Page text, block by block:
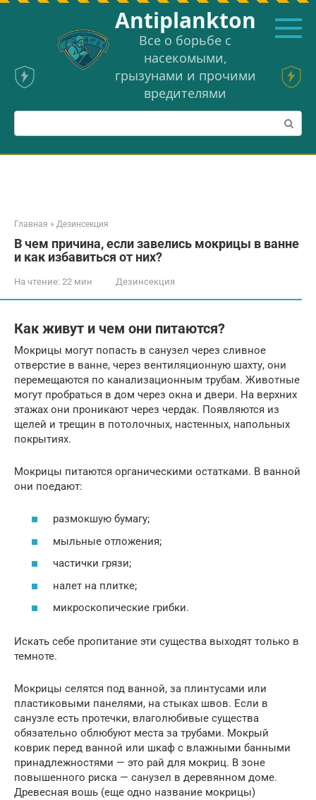
Перейти
Аntiplankton
Все о борьбе с
насекомыми,
грызунами и прочими
вредителями
Поиск:
Главная » Дезинсекция
В чем причина, если завелись мокрицы в ванне
и как избавиться от них?
На чтение: 22 мин Дезинсекция
Как живут и чем они питаются?
Мокрицы могут попасть в санузел через сливное
отверстие в ванне, через вентиляционную шахту, они
перемещаются по канализационным трубам. Животные
могут пробраться в дом через окна и двери. На верхних
этажах они проникают через чердак. Появляются из
щелей и трещин в потолочных, настенных, напольных
покрытиях.
Мокрицы питаются органическими остатками. В ванной
они поедают:
размокшую бумагу;
мыльные отложения;
частички грязи;
налет на плитке;
микроскопические грибки.
Искать себе пропитание эти существа выходят только в
темноте.
Мокрицы селятся под ванной, за плинтусами или
пластиковыми панелями, на стыках швов. Если в
санузле есть протечки, влаголюбивые существа
обязательно облюбуют места за трубами. Мокрый
коврик перед ванной или шкаф с влажными банными
принадлежностями — это рай для мокриц. В зоне
повышенного риска — санузел в деревянном доме.
Древесная вошь (еще одно название мокрицы)